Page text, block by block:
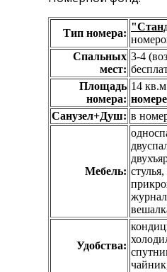
Тип номера:
Спальных
мест:
3-4
Площадь
номера:
14
номере
Санузел+Душ: в
Мебель:
Удобства: